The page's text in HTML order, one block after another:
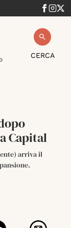
CERCA
Capital
arriva il